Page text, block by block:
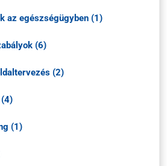
az egészségügyben (1)
(6)
(2)
(1)